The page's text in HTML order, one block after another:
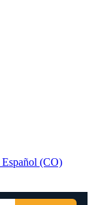
Español (CO)